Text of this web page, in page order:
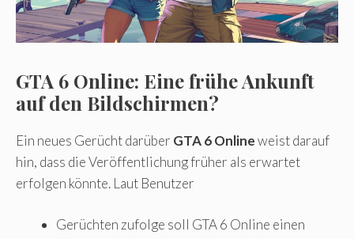
GTA 6 Online: Eine frühe Ankunft
auf den Bildschirmen?
Ein neues Gerücht darüber GTA 6 Onlineweist darauf
hin, dass die Veröffentlichung früher als erwartet
erfolgen könnte. Laut Benutzer
Gerüchten zufolge soll GTA 6 Online einen